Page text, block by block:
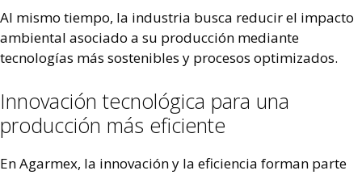
Al mismo tiempo, la industria busca reducir el impacto
ambiental asociado a su producción mediante
tecnologías más sostenibles y procesos optimizados.
Innovación tecnológica para una
producción más eficiente
En Agarmex, la innovación y la eficiencia forman parte